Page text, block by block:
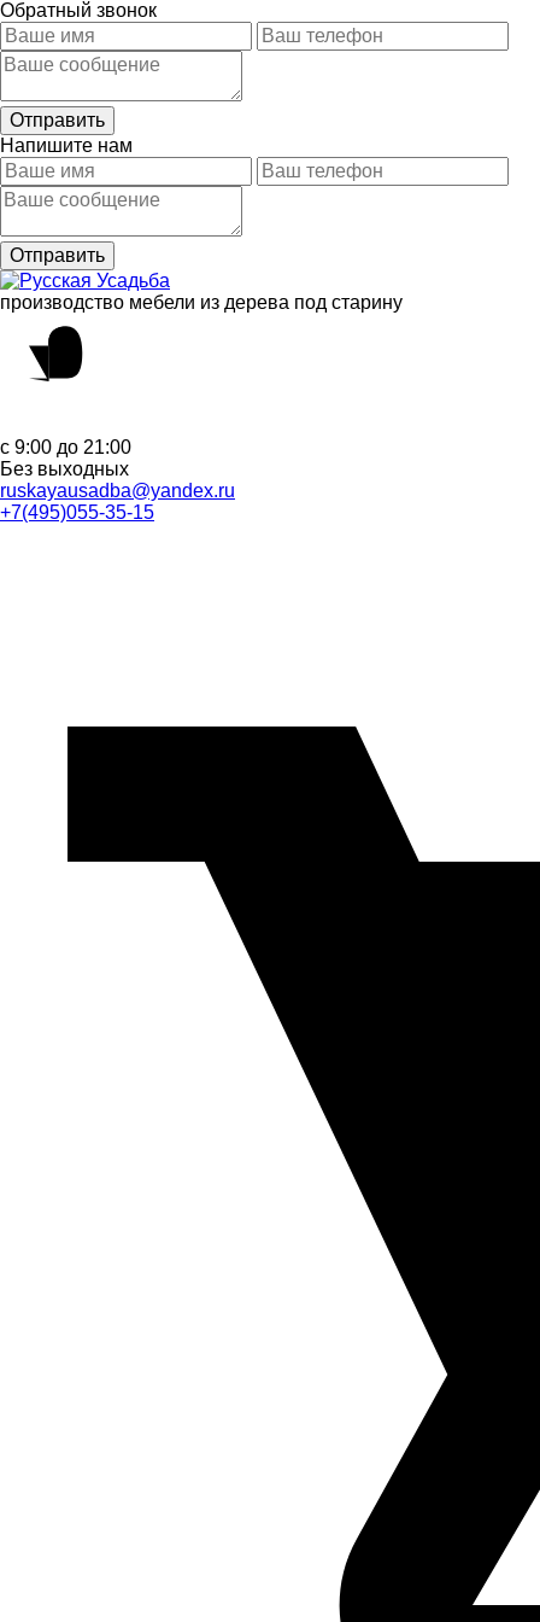
Обратный звонок
Напишите нам
производство мебели из дерева под старину
с 9:00 до 21:00
Без выходных
ruskayausadba@yandex.ru
+7(495)055-35-15